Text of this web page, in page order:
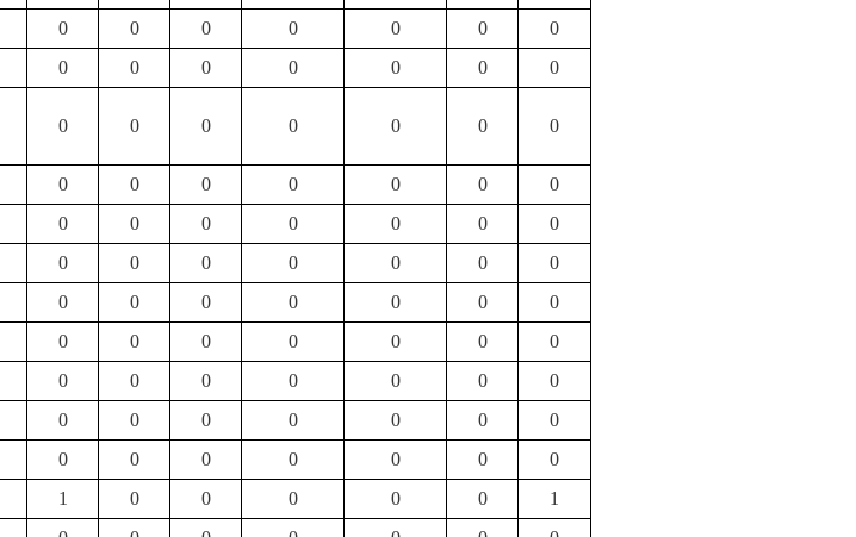
0 0 0 0 0 0 0
0 0 0 0 0 0
0
0 0 0 0 0 0 0
0 0 0 0 0 0
0
0 0 0 0 0 0
0
0 0 0 0 0 0
0
0 0 0 0 0 0
0
0 0 0 0 0 0
0
0 0 0 0 0 0
0
0 0 0 0 0 0
0
0 0 0 0 0 0 0
1 0 0 0 0 0
1